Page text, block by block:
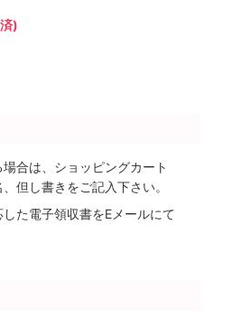
)
合は、ショッピングカート
但し書きをご記入下さい。
た電子領収書をEメールにて